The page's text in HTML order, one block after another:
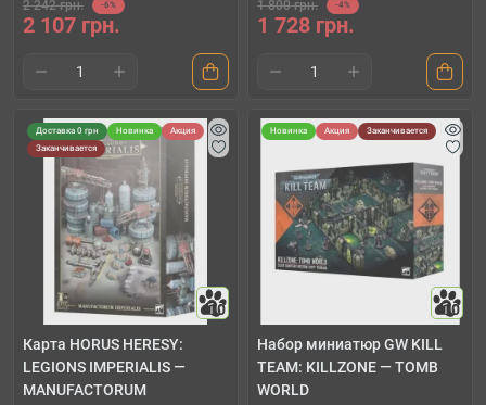
2 242 грн. -6%
2 107 грн.
1 800 грн. -4%
1 728 грн.
Доставка 0 грн Новинка
Акция
Заканчивается
10
Карта HORUS HERESY:
LEGIONS IMPERIALIS —
MANUFACTORUM
Новинка Акция Заканчивается
10
Набор миниатюр GW KILL
TEAM: KILLZONE — TOMB
WORLD